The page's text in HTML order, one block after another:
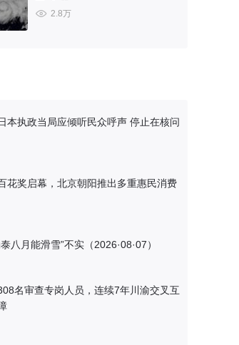
2.8万
本执政当局应倾听民众呼声 停止在核问
花奖启幕，北京朝阳推出多重惠民消费
八月能滑雪”不实（2026·08·07）
名审查专岗人员，连续7年川渝交叉互